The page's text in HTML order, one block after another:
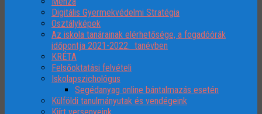
Digitális Gyermekvédelmi Stratégia
Osztályképek
Az iskola tanárainak elérhetősége, a fogadóórák
időpontja 2021-2022. tanévben
KRÉTA
Felsőoktatási felvételi
Iskolapszichológus
Segédanyag online bántalmazás esetén
Külföldi tanulmányutak és vendégeink